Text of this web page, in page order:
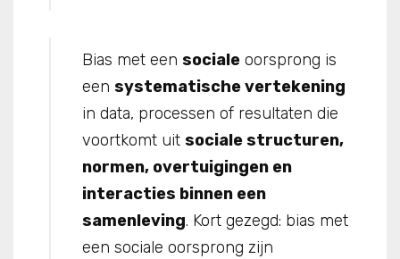
Bias met een sociale oorsprong is
een systematische vertekening
in data, processen of resultaten die
voortkomt uit sociale structuren,
normen, overtuigingen en
interacties binnen een
samenleving. Kort gezegd: bias met
een sociale oorsprong zijn